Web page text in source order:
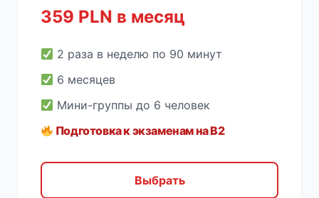
359 PLN в месяц
2 раза в неделю по 90 минут
6 месяцев
Мини-группы до 6 человек
Подготовка к экзаменам на B2
Выбрать